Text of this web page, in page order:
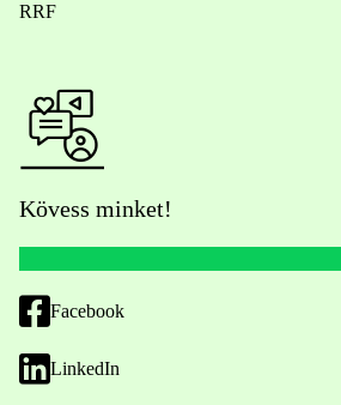
RRF
Kövess minket!
Facebook
LinkedIn